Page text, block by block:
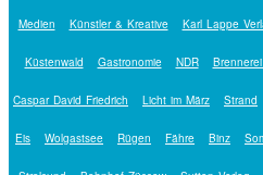
Medien Künstler & Kreative Karl Lappe
Küstenwald Gastronomie NDR
Caspar David Friedrich Licht im März Strand
Eis Wolgastsee Rügen Fähre Binz